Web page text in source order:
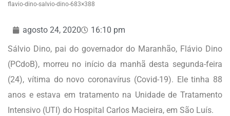
flavio-dino-salvio-dino-683×388
agosto 24, 2020
16:10 pm
Sálvio Dino, pai do governador do Maranhão, Flávio Dino
(PCdoB), morreu no início da manhã desta segunda-feira
(24), vítima do novo coronavírus (Covid-19). Ele tinha 88
anos e estava em tratamento na Unidade de Tratamento
Intensivo (UTI) do Hospital Carlos Macieira, em São Luís.